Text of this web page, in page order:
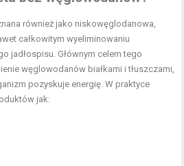
znana również jako niskowęglodanowa,
całkowitym wyeliminowaniu
jadłospisu. Głównym celem tego
węglowodanów białkami i tłuszczami,
pozyskuje energię. W praktyce
jak: